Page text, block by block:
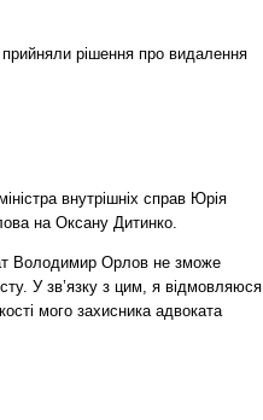
рішення про видалення
внутрішніх справ Юрія
на Оксану Дитинко.
Володимир Орлов не зможе
У зв’язку з цим, я відмовляюся
мого захисника адвоката